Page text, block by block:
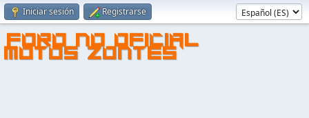
Iniciar sesión Registrarse
FORO NO OFICIAL
MOTOS ZONTES